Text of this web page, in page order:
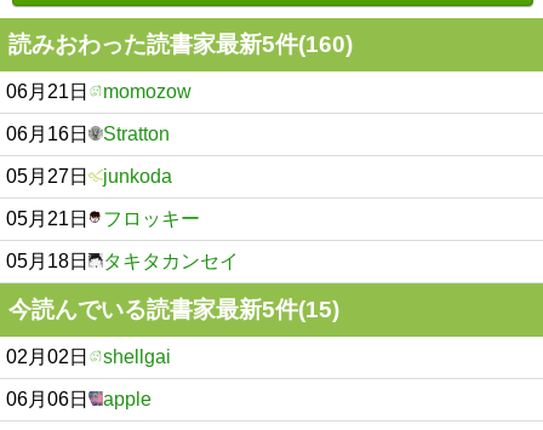
読みおわった読書家最新5件(160)
06月21日 momozow
06月16日 Stratton
05月27日 junkoda
05月21日 フロッキー
05月18日 タキタカンセイ
今読んでいる読書家最新5件(15)
02月02日 shellgai
06月06日 apple